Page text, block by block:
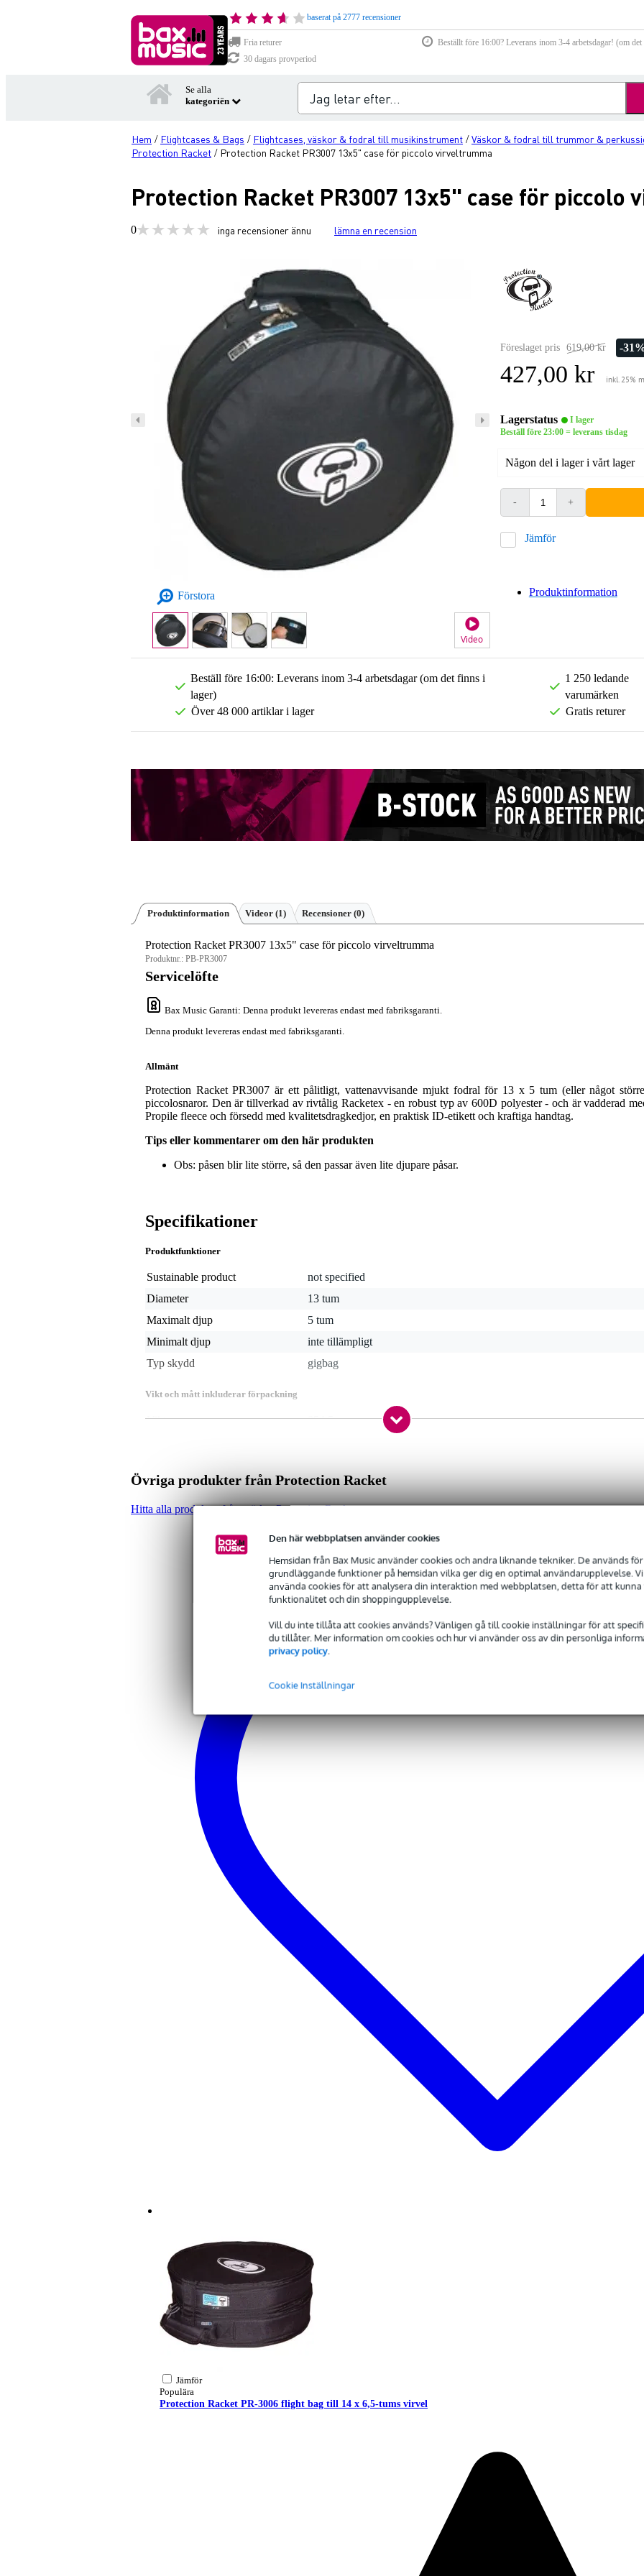
Den här webbplatsen använder cookies
Hemsidan från Bax Music använder cookies och andra liknande tekniker. De används
grundläggande funktioner på hemsidan vilka ger dig en optimal användarupplevelse.
använda cookies för att analysera din interaktion med webbplatsen, detta för att
funktionalitet och din shoppingupplevelse.
Vill du inte tillåta att cookies används? Vänligen gå till cookie inställningar för att
du tillåter. Mer information om cookies och hur vi använder oss av din personliga
privacy policy.
Cookie Inställningar
baserat på 2777 recensioner
Fria returer
Beställt före 16:00? Leverans inom 3-4 arbetsdagar! (om
30 dagars provperiod
Se alla
kategoriën
Hem / Flightcases & Bags / Flightcases, väskor & fodral till musikinstrument /Väskor & fodral till trummor &
Protection Racket / Protection Racket PR3007 13x5" case för piccolo virveltrumma
Protection Racket PR3007 13x5" case för piccolo
0 inga recensioner ännu lämna en recension
Förstora
Video
Föreslaget pris 619,00 kr -
427,00 kr inkl. 25%
Lagerstatus
I lager
Beställ före 23:00 = leverans tisdag
Någon del i lager i vårt lager
- +
Jämför
Produktinformation
Beställ före 16:00: Leverans inom 3-4 arbetsdagar (om det finns i
lager)
Över 48 000 artiklar i lager
1 250 ledande
varumärken
Gratis returer
Produktinformation Videor (1) Recensioner (0)
Protection Racket PR3007 13x5" case för piccolo virveltrumma
Produktnr.: PB-PR3007
Servicelöfte
Bax Music Garanti: Denna produkt levereras endast med fabriksgaranti.
Denna produkt levereras endast med fabriksgaranti.
Allmänt
Protection Racket PR3007 är ett pålitligt, vattenavvisande mjukt fodral för 13 x 5 tum (eller något
piccolosnaror. Den är tillverkad av rivtålig Racketex - en robust typ av 600D polyester - och är vadderad
Propile fleece och försedd med kvalitetsdragkedjor, en praktisk ID-etikett och kraftiga handtag.
Tips eller kommentarer om den här produkten
Obs: påsen blir lite större, så den passar även lite djupare påsar.
Specifikationer
Produktfunktioner
Sustainable product
not specified
Diameter
13 tum
Maximalt djup
5 tum
Minimalt djup
inte tillämpligt
Typ skydd
gigbag
Vikt och mått inkluderar förpackning
Vikt(inkl. förpackning)
954.5 gr
Produktspecifikationer
typ: fodral för piccolo-skarptrumma
mycket stark och 100% vattenavvisande Racketex (600 denier polyester)
Propile fleece på insidan
dragkedjor och sömmar
blixtlås med dragflikar
Övriga produkter från Protection Racket
Hitta alla produkter från märket Protection Racket
Jämför
Populära
Protection Racket PR-3006 flight bag till 14 x 6,5-tums virvel